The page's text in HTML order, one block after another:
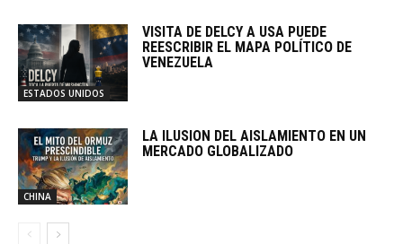
ESTADOS UNIDOS
VISITA DE DELCY A USA PUEDE
REESCRIBIR EL MAPA POLÍTICO DE
VENEZUELA
CHINA
LA ILUSION DEL AISLAMIENTO EN UN
MERCADO GLOBALIZADO